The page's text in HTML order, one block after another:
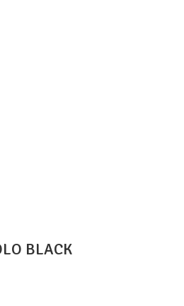
BLACK